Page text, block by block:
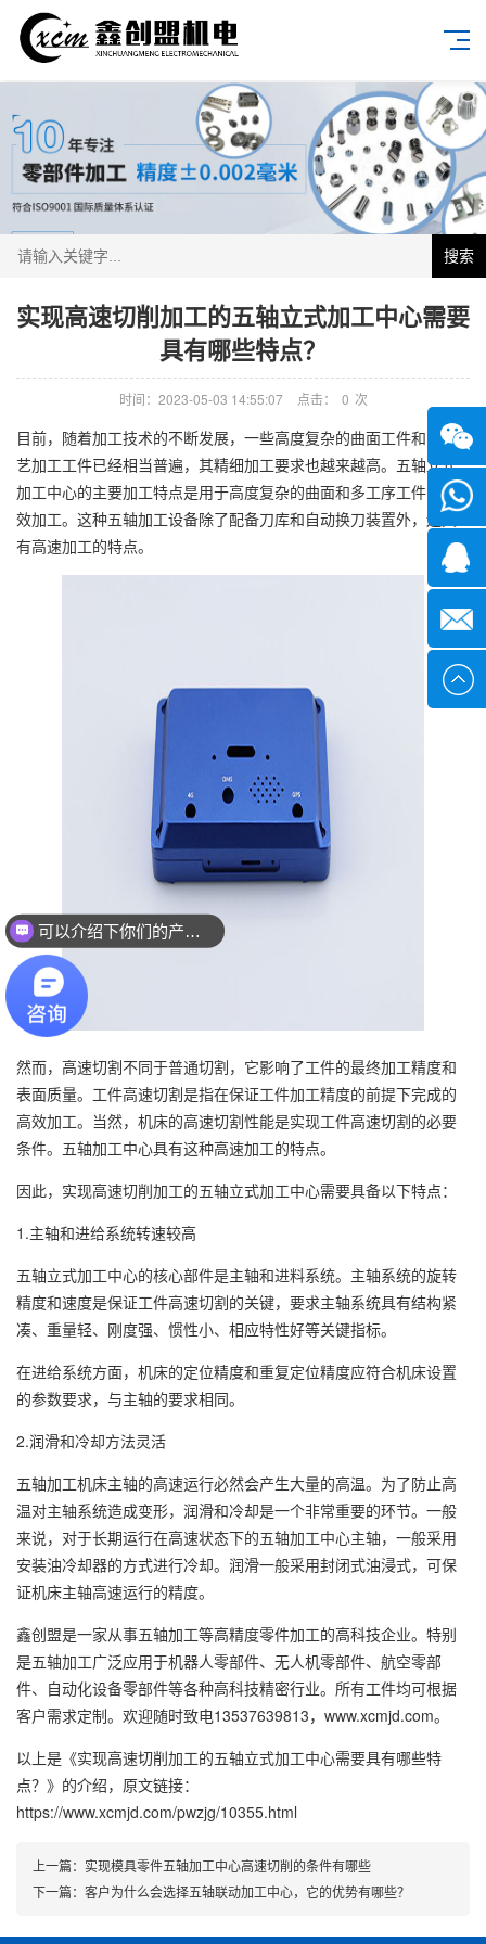
搜索
实现高速切削加工的五轴立式加工中心需要
具有哪些特点？
时间：2023-05-03 14:55:07 点击： 0 次
目前，随着加工技术的不断发展，一些高度复杂的曲面工件和多工
艺加工工件已经相当普遍，其精细加工要求也越来越高。五轴立式
加工中心的主要加工特点是用于高度复杂的曲面和多工序工件的高
效加工。这种五轴加工设备除了配备刀库和自动换刀装置外，还具
有高速加工的特点。
然而，高速切割不同于普通切割，它影响了工件的最终加工精度和
表面质量。工件高速切割是指在保证工件加工精度的前提下完成的
高效加工。当然，机床的高速切割性能是实现工件高速切割的必要
条件。五轴加工中心具有这种高速加工的特点。
因此，实现高速切削加工的五轴立式加工中心需要具备以下特点：
1.主轴和进给系统转速较高
五轴立式加工中心的核心部件是主轴和进料系统。主轴系统的旋转
精度和速度是保证工件高速切割的关键，要求主轴系统具有结构紧
凑、重量轻、刚度强、惯性小、相应特性好等关键指标。
在进给系统方面，机床的定位精度和重复定位精度应符合机床设置
的参数要求，与主轴的要求相同。
2.润滑和冷却方法灵活
五轴加工机床主轴的高速运行必然会产生大量的高温。为了防止高
温对主轴系统造成变形，润滑和冷却是一个非常重要的环节。一般
来说，对于长期运行在高速状态下的五轴加工中心主轴，一般采用
安装油冷却器的方式进行冷却。润滑一般采用封闭式油浸式，可保
证机床主轴高速运行的精度。
鑫创盟是一家从事五轴加工等高精度零件加工的高科技企业。特别
是五轴加工广泛应用于机器人零部件、无人机零部件、航空零部
件、自动化设备零部件等各种高科技精密行业。所有工件均可根据
客户需求定制。欢迎随时致电13537639813，www.xcmjd.com。
以上是 《实现高速切削加工的五轴立式加工中心需要具有哪些特
点？》 的介绍，原文链接：
https://www.xcmjd.com/pwzjg/10355.html
上一篇： 实现模具零件五轴加工中心高速切削的条件有哪些
下一篇： 客户为什么会选择五轴联动加工中心，它的优势有哪些？
微信